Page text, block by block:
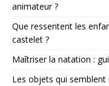
animateur ?
Que ressentent les
castelet ?
Maîtriser la natation :
Les objets qui